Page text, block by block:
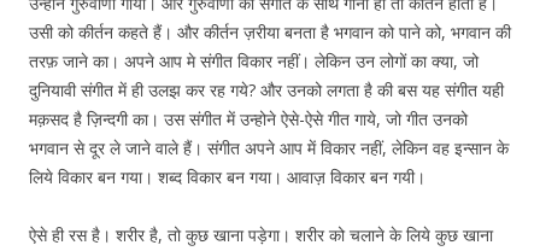
उसी को कीर्तन कहते हैं। और कीर्तन ज़रीया बनता है भगवान को पाने को, भगवान की
तरफ़ जाने का। अपने आप मे संगीत विकार नहीं। लेकिन उन लोगों का क्या, जो
दुनियावी संगीत में ही उलझ कर रह गये? और उनको लगता है की बस यह संगीत यही
मक़सद है ज़िन्दगी का। उस संगीत में उन्होने ऐसे-ऐसे गीत गाये, जो गीत उनको
भगवान से दूर ले जाने वाले हैं। संगीत अपने आप में विकार नहीं, लेकिन वह इन्सान के
लिये विकार बन गया। शब्द विकार बन गया। आवाज़ विकार बन गयी।
ऐसे ही रस है। शरीर है, तो कुछ खाना पड़ेगा। शरीर को चलाने के लिये कुछ खाना